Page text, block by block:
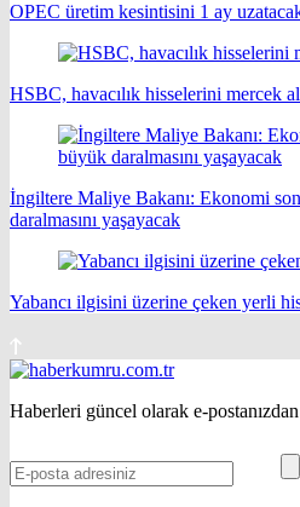
OPEC üretim kesintisini 1 ay
HSBC, havacılık hisselerini mercek
İngiltere Maliye Bakanı: Ekonomi
daralmasını yaşayacak
Yabancı ilgisini üzerine çeken yerli
Haberleri güncel olarak e-